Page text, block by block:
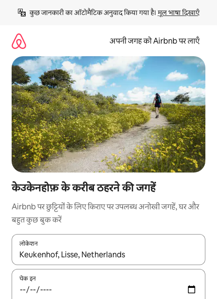
छोड़कर
कॉन्टेंट
कुछ जानकारी का ऑटोमैटिक अनुवाद किया गया है। मूल भाषा दिखाएँ
अपनी जगह को Airbnb पर लाएँ
केउकेनहोफ़ के करीब ठहरने की जगहें
Airbnb पर छुट्टियों के लिए किराए पर उपलब्ध अनोखी जगहें, घर और
बहुत कुछ बुक करें
लोकेशन
नतीजों के उपलब्ध होने पर, अप और डाउन 'ऐरो की' का इस्तेमाल करके नेविगेट
चेक इन